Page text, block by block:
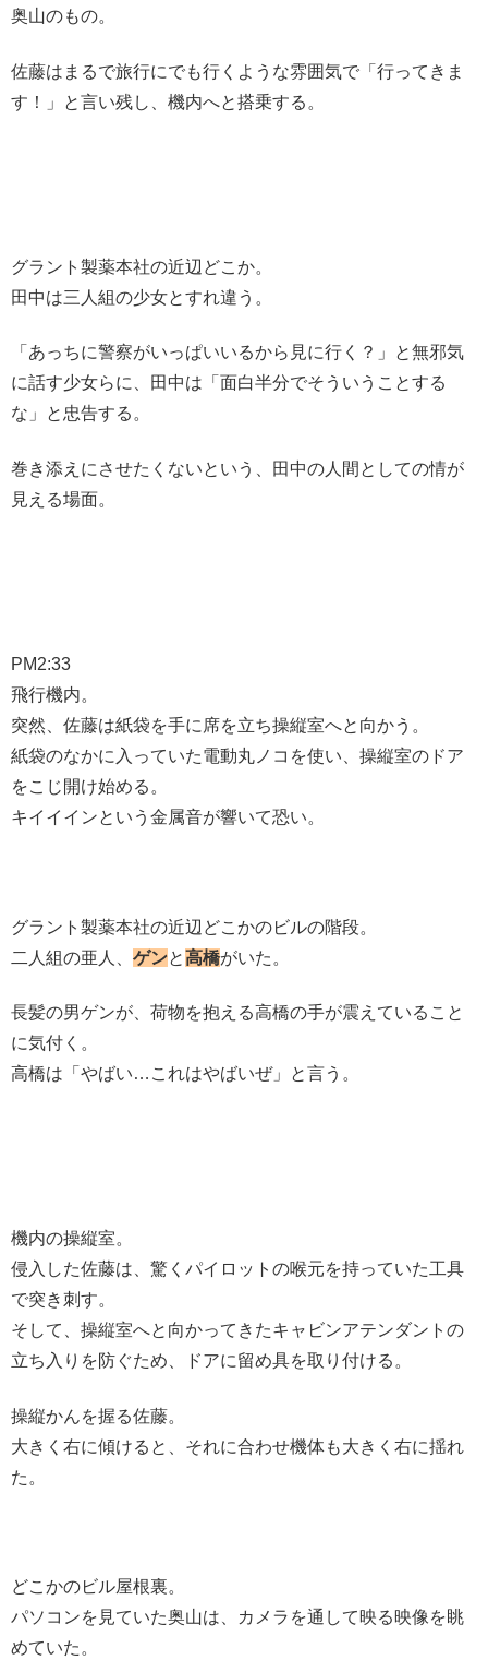
奥山のもの。
佐藤はまるで旅行にでも行くような雰囲気で「行ってきま
す！」と言い残し、機内へと搭乗する。
グラント製薬本社の近辺どこか。
田中は三人組の少女とすれ違う。
「あっちに警察がいっぱいいるから見に行く？」と無邪気
に話す少女らに、田中は「面白半分でそういうことする
な」と忠告する。
巻き添えにさせたくないという、田中の人間としての情が
見える場面。
PM2:33
飛行機内。
突然、佐藤は紙袋を手に席を立ち操縦室へと向かう。
紙袋のなかに入っていた電動丸ノコを使い、操縦室のドア
をこじ開け始める。
キイイインという金属音が響いて恐い。
グラント製薬本社の近辺どこかのビルの階段。
二人組の亜人、 ゲンと高橋がいた。
長髪の男ゲンが、荷物を抱える高橋の手が震えていること
に気付く。
高橋は「やばい…これはやばいぜ」と言う。
機内の操縦室。
侵入した佐藤は、驚くパイロットの喉元を持っていた工具
で突き刺す。
そして、操縦室へと向かってきたキャビンアテンダントの
立ち入りを防ぐため、ドアに留め具を取り付ける。
操縦かんを握る佐藤。
大きく右に傾けると、それに合わせ機体も大きく右に揺れ
た。
どこかのビル屋根裏。
パソコンを見ていた奥山は、カメラを通して映る映像を眺
めていた。